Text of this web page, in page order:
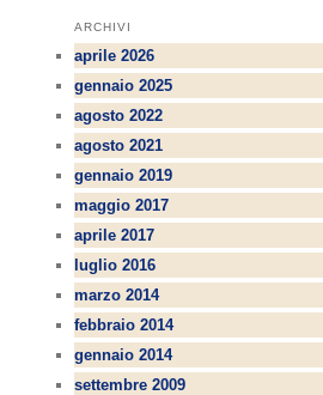
ARCHIVI
aprile 2026
gennaio 2025
agosto 2022
agosto 2021
gennaio 2019
maggio 2017
aprile 2017
luglio 2016
marzo 2014
febbraio 2014
gennaio 2014
settembre 2009